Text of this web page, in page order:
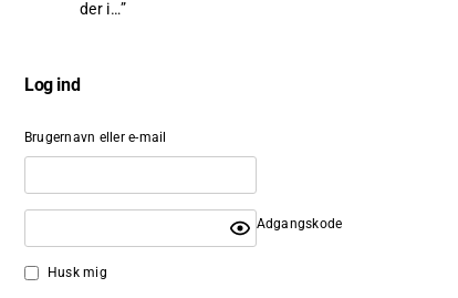
der i…”
Log ind
Brugernavn eller e-mail
Adgangskode
Husk mig